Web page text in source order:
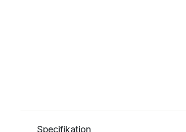
Specifikation